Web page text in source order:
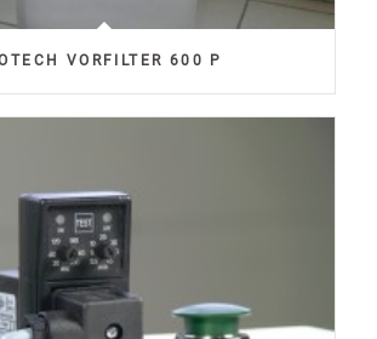
VORFILTER 600 P